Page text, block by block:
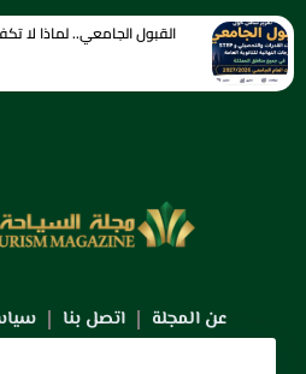
القبول الجامعي.. لماذا لا
عن المجلة اتصل بنا